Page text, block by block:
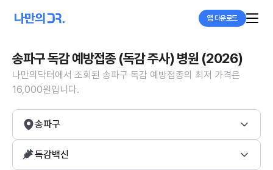
앱 다운로드
송파구 독감 예방접종 (독감 주사) 병원 (2026)
나만의닥터에서 조회된 송파구 독감 예방접종의 최저 가격은
16,000원입니다.
송파구
독감백신